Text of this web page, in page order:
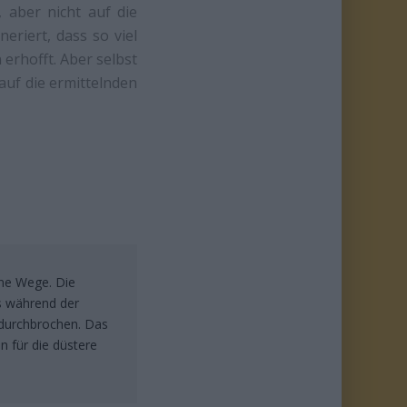
aber nicht auf die
dass so viel
erhofft. Aber selbst
die ermittelnden
Wege. Die
während der
Das
für die düstere